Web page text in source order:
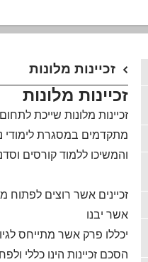
זכיינות מלונות
זכיינות מלונות
זכיינות מלונות שייכת
מתקדמים במסגרת לימודי
והמשיכו ללמוד קורסים
זכיינים אשר רוצים לפתוח
אשר יבנו
יכללו פרק אשר מתייחס
הסכם זכיינות הינו כללי